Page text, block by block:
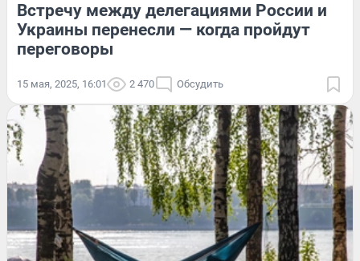
Встречу между делегациями России и
Украины перенесли — когда пройдут
переговоры
15 мая, 2025, 16:01 2 470 Обсудить